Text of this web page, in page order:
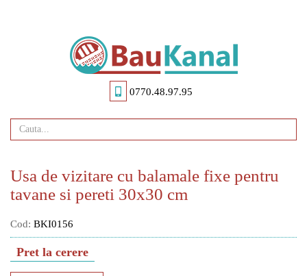
0770.48.97.95
Usa de vizitare cu balamale fixe pentru
tavane si pereti 30x30 cm
Cod: BKI0156
Pret la cerere